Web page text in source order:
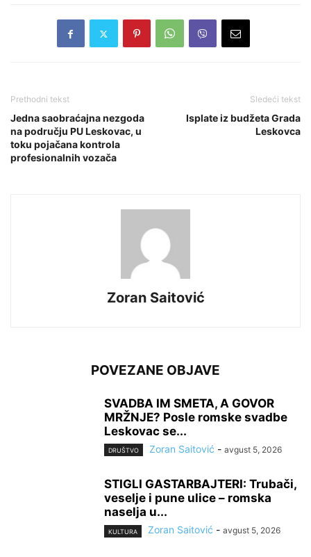
Prethodni tekst
Jedna saobraćajna nezgoda
na području PU Leskovac, u
toku pojačana kontrola
profesionalnih vozača
Sledeći tekst
Isplate iz budžeta Grada
Leskovca
Zoran Saitović
POVEZANE OBJAVE
SVADBA IM SMETA, A GOVOR
MRŽNJE? Posle romske svadbe
Leskovac se...
DRUŠTVO Zoran Saitović - avgust 5, 2026
STIGLI GASTARBAJTERI: Trubači,
veselje i pune ulice – romska
naselja u...
KULTURA Zoran Saitović - avgust 5, 2026